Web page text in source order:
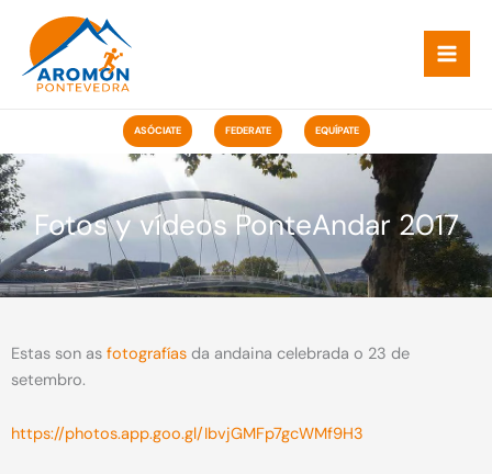
contido
ASÓCIATE FEDERATE EQUÍPATE
Fotos y vídeos PonteAndar 2017
Estas son as fotografías da andaina celebrada o 23 de
setembro.
https://photos.app.goo.gl/IbvjGMFp7gcWMf9H3